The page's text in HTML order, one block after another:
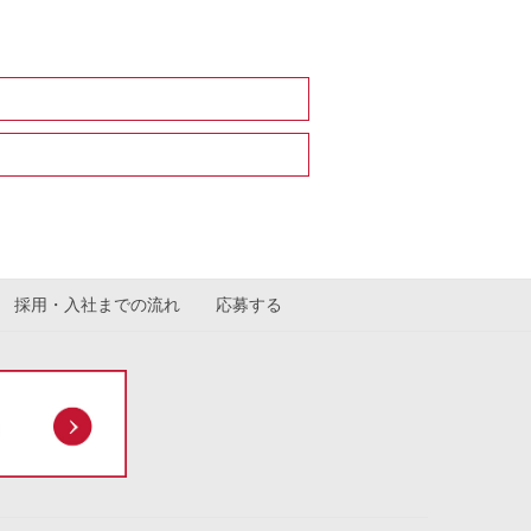
採用・入社までの流れ 応募する